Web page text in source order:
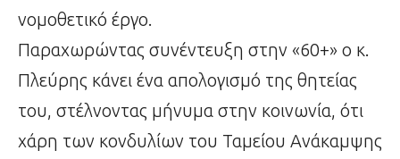
νομοθετικό έργο.
Παραχωρώντας συνέντευξη στην «60+» ο κ.
Πλεύρης κάνει ένα απολογισμό της θητείας
του, στέλνοντας μήνυμα στην κοινωνία, ότι
χάρη των κονδυλίων του Ταμείου Ανάκαμψης